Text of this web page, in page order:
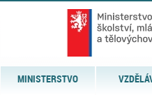
MINISTERSTVO